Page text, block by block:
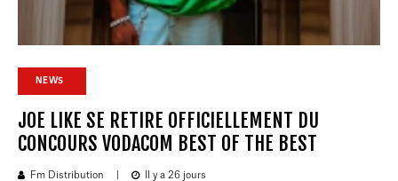
NEWS
JOE LIKE SE RETIRE OFFICIELLEMENT DU
CONCOURS VODACOM BEST OF THE BEST
Fm Distribution Il y a 26 jours